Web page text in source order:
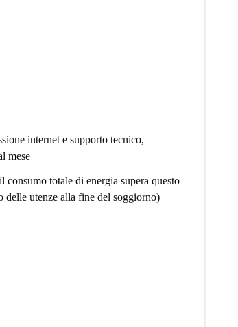
internet e supporto tecnico,
mese
consumo totale di energia supera questo
delle utenze alla fine del soggiorno)